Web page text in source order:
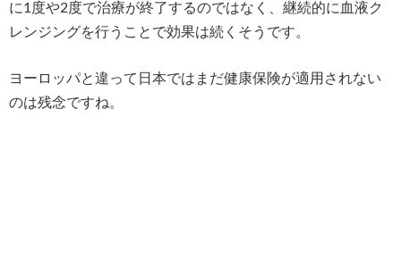
に1度や2度で治療が終了するのではなく、継続的に血液ク
レンジングを行うことで効果は続くそうです。
ヨーロッパと違って日本ではまだ健康保険が適用されない
のは残念ですね。